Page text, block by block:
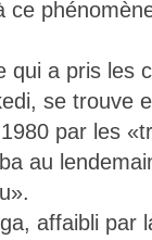
ce
qui a pris les
se trouve
par les
au
affaibli par